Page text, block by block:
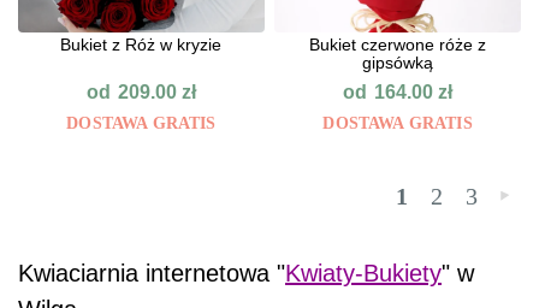
Bukiet z Róż w kryzie
od 209.00 zł
DOSTAWA GRATIS
Bukiet czerwone róże z
gipsówką
od 164.00zł
DOSTAWA GRATIS
1 2 3 »
Kwiaciarnia internetowa "Kwiaty-Bukiety" w